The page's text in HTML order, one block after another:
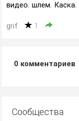
видео, шлем, Каска,
grif 1
0 комментариев
Сообщества